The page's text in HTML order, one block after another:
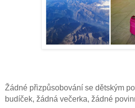
Žádné přizpůsobování se dětským
budíček, žádná večerka, žádné